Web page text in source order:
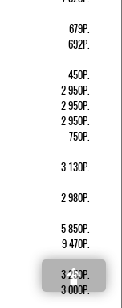
679Р.
692Р.
450Р.
2 950Р.
2 950Р.
2 950Р.
750Р.
3 130Р.
2 980Р.
5 850Р.
9 470Р.
3 250Р.
3 000Р.